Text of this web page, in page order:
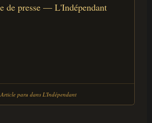
Article paru dans L'Indépendant